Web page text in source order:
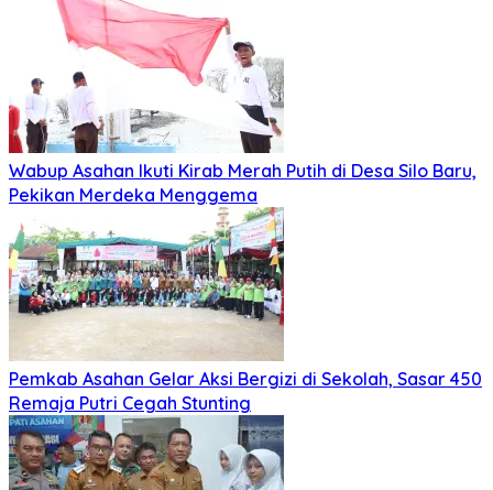
Wabup Asahan Ikuti Kirab Merah Putih di Desa Silo Baru,
Pekikan Merdeka Menggema
Pemkab Asahan Gelar Aksi Bergizi di Sekolah, Sasar 450
Remaja Putri Cegah Stunting